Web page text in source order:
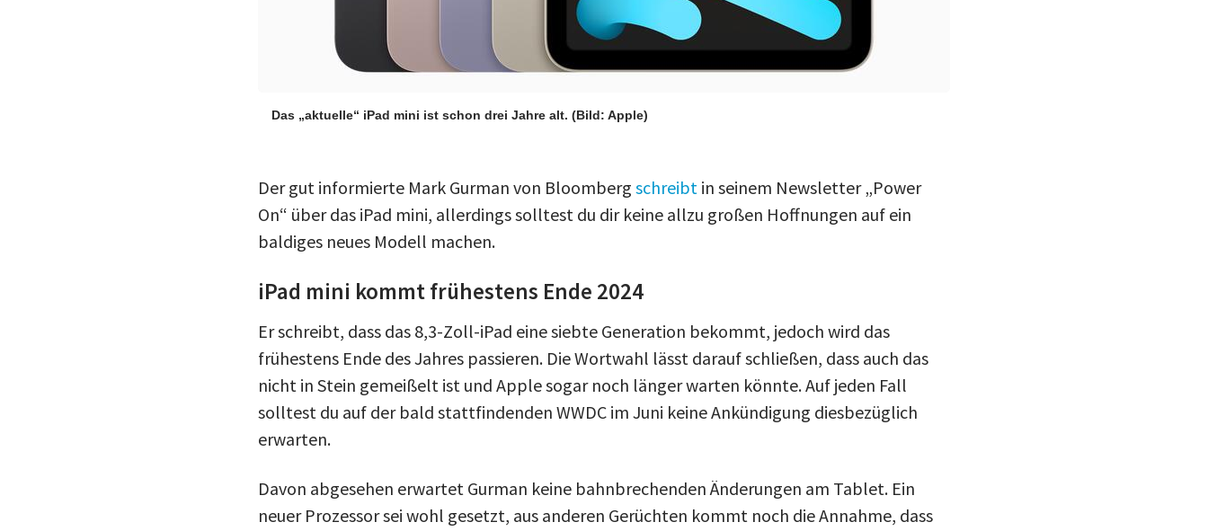
Das „aktuelle“ iPad mini ist schon drei Jahre alt. (Bild: Apple)
Der gut informierte Mark Gurman von Bloomberg schreibt in seinem Newsletter „Power
On“ über das iPad mini, allerdings solltest du dir keine allzu großen Hoffnungen auf ein
baldiges neues Modell machen.
iPad mini kommt frühestens Ende 2024
Er schreibt, dass das 8,3-Zoll-iPad eine siebte Generation bekommt, jedoch wird das
frühestens Ende des Jahres passieren. Die Wortwahl lässt darauf schließen, dass auch das
nicht in Stein gemeißelt ist und Apple sogar noch länger warten könnte. Auf jeden Fall
solltest du auf der bald stattfindenden WWDC im Juni keine Ankündigung diesbezüglich
erwarten.
Davon abgesehen erwartet Gurman keine bahnbrechenden Änderungen am Tablet. Ein
neuer Prozessor sei wohl gesetzt, aus anderen Gerüchten kommt noch die Annahme, dass